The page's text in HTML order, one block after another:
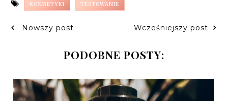
KOSMETYKI TESTOWANIE
Nowszy post Wcześniejszy post
PODOBNE POSTY: